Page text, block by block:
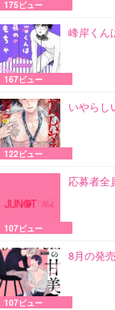
175ビュー
峰岸くん
167ビュー
いやらし
122ビュー
応募者全
107ビュー
8月の発
107ビュー